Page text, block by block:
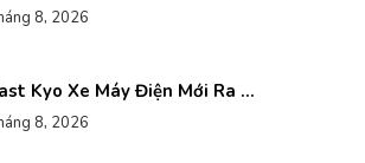
8, 2026
Kyo Xe Máy Điện Mới Ra ...
8, 2026